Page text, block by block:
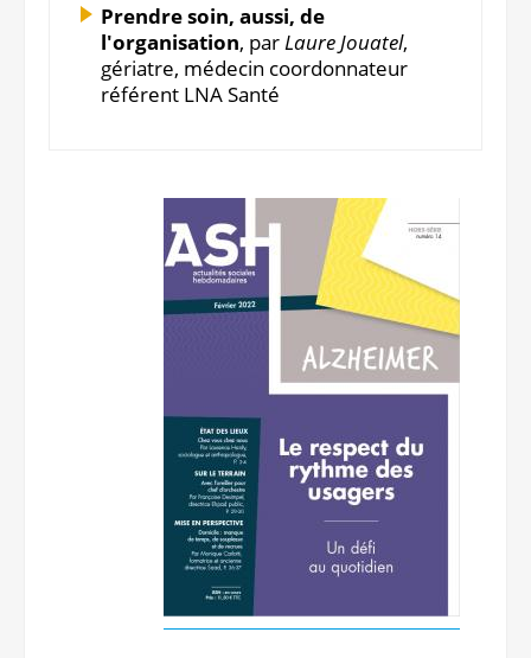
Prendre soin, aussi, de
l'organisation, parLaure Jouatel,
gériatre, médecin coordonnateur
référent LNA Santé